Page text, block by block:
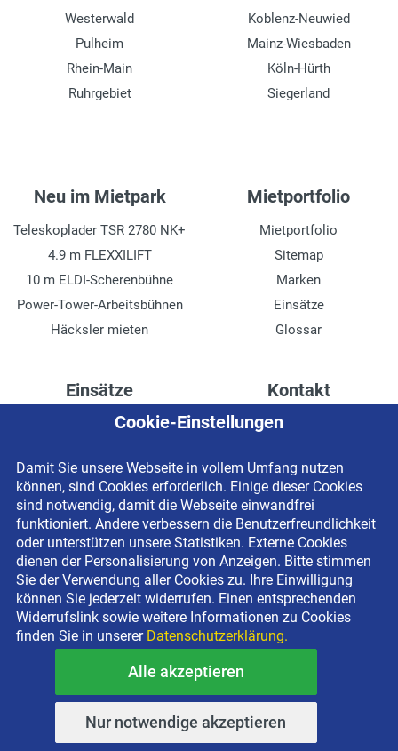
Westerwald
Pulheim
Rhein-Main
Ruhrgebiet
Koblenz-Neuwied
Mainz-Wiesbaden
Köln-Hürth
Siegerland
Neu im Mietpark
Teleskoplader TSR 2780 NK+
4.9 m FLEXXILIFT
10 m ELDI-Scherenbühne
Power-Tower-Arbeitsbühnen
Häcksler mieten
Mietportfolio
Mietportfolio
Sitemap
Marken
Einsätze
Glossar
Einsätze
Höhenzugang für
Drainage verlegen
Fassadenreinigung
Terrasse anlegen
Ladenbau
Kontakt
Kontaktformular
Impressum
Datenschutzerklärung
Newsletter-Anmeldung
Copyright © 2026 BEYER-Mietservice KG All rights reserved |
Kostenlose Miethotline 0800 092 99 70
Cookie-Einstellungen
Damit Sie unsere Webseite in vollem Umfang nutzen
können, sind Cookies erforderlich. Einige dieser Cookies
sind notwendig, damit die Webseite einwandfrei
funktioniert. Andere verbessern die Benutzerfreundlichkeit
oder unterstützen unsere Statistiken. Externe Cookies
dienen der Personalisierung von Anzeigen. Bitte stimmen
Sie der Verwendung aller Cookies zu. Ihre Einwilligung
können Sie jederzeit widerrufen. Einen entsprechenden
Widerrufslink sowie weitere Informationen zu Cookies
finden Sie in unserer Datenschutzerklärung.
Alle akzeptieren
Nur notwendige akzeptieren